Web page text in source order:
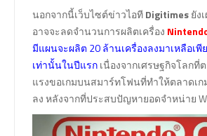
นอกจากนี้เว็บไซต์ข่าวไอทีDigitimesยัง
อาจจะลดจำนวนการผลิตเครื่อง
มีแผนจะผลิต 20 ล้านเครื่องลงมาเหลือเพี
เท่านั้นในปีแรกเนื่องจากเศรษฐกิจโลกที่
แรงขอเกมบนสมาร์ทโฟนที่ทำให้ตลาดเ
ลง หลังจากที่ประสบปัญหายอดจำหน่าย